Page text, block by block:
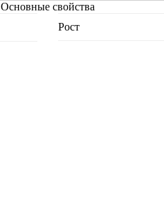
Основные свойства
Рост